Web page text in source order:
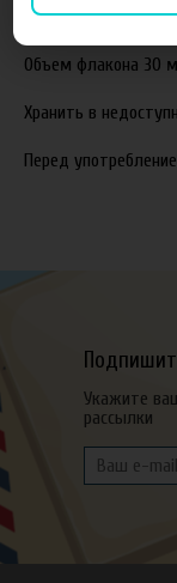
ароматизаторов
Объем флакона 30
Хранить в
Перед
Укажите
рассылки